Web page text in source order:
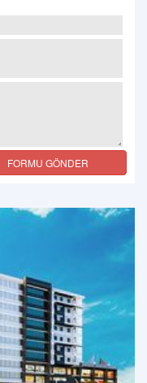
FORMU GÖNDER